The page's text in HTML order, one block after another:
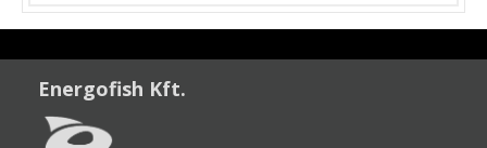
Energofish Kft.